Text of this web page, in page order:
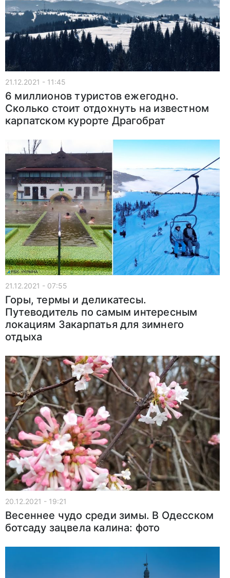
21.12.2021 - 11:45
6 миллионов туристов ежегодно.
Сколько стоит отдохнуть на известном
карпатском курорте Драгобрат
21.12.2021 - 07:55
Горы, термы и деликатесы.
Путеводитель по самым интересным
локациям Закарпатья для зимнего
отдыха
20.12.2021 - 19:21
Весеннее чудо среди зимы. В Одесском
ботсаду зацвела калина: фото